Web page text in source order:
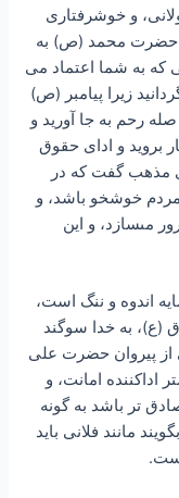
و خوشرفتارى
حضرت محمد (ص) به
به شما اعتماد می
زيرا پیامبر (ص)
رحم به جا آوريد و
برويد و اداى حقوق
مذهب گفت كه در
مردم خوشخو باشد، و
مى‏سازد، و اين
اندوه و ننگ است،
(ع)، به خدا سوگند
پيروان حضرت على
امانت، و
تر باشد به گونه‏
مانند فلانى بايد